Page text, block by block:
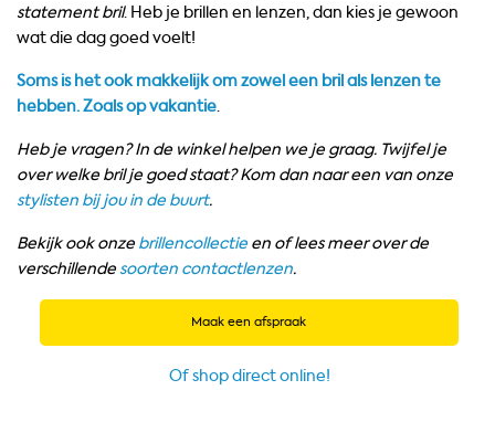
statement bril. Heb je brillen en lenzen, dan kies je gewoon
wat die dag goed voelt!
Soms is het ook makkelijk om zowel een bril als lenzen te
hebben. Zoals op vakantie.
Heb je vragen? In de winkel helpen we je graag. Twijfel je
over welke bril je goed staat? Kom dan naar een van onze
stylisten bij jou in de buurt.
Bekijk ook onze brillencollectie en of lees meer over de
verschillendesoorten contactlenzen.
Maak een afspraak
Of shop direct online!